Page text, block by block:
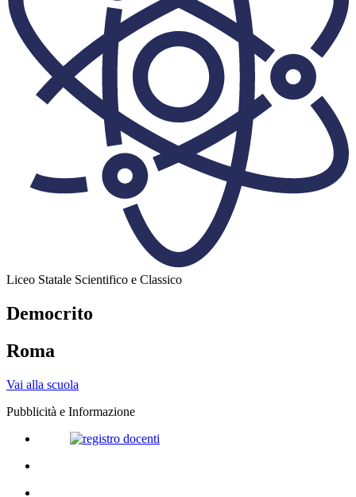
Liceo Statale Scientifico e Classico
Democrito
Roma
Vai alla scuola
Pubblicità e Informazione